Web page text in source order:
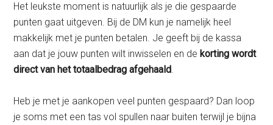
Het leukste moment is natuurlijk als je die gespaarde
punten gaat uitgeven. Bij de DM kun je namelijk heel
makkelijk met je punten betalen. Je geeft bij de kassa
aan dat je jouw punten wilt inwisselen en dekorting wordt
direct van het totaalbedrag afgehaald.
Heb je met je aankopen veel punten gespaard? Dan loop
je soms met een tas vol spullen naar buiten terwijl je bijna